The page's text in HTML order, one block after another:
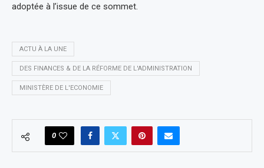
adoptée à l’issue de ce sommet.
ACTU À LA UNE
DES FINANCES & DE LA RÉFORME DE L'ADMINISTRATION
MINISTÈRE DE L'ECONOMIE
0